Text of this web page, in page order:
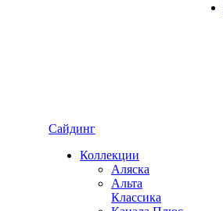
Сайдинг
Коллекции
Аляска
Альта
Классика